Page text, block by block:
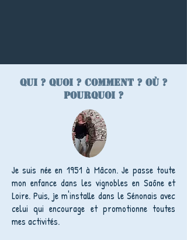
Qui ? Quoi ? Comment ? Où ?
Pourquoi ?
Je suis née en 1951 à Mâcon. Je passe toute
mon enfance dans les vignobles en Saône et
Loire. Puis, je m'installe dans le Sénonais avec
celui qui encourage et promotionne toutes
mes activités.